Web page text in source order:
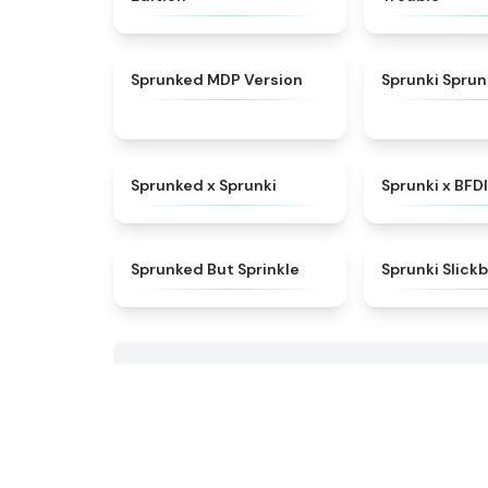
Sprunked MDP Version Sprunki
Sprunked x Sprunki Sprunki x BFDI
Sprunked But Sprinkle Sprunki